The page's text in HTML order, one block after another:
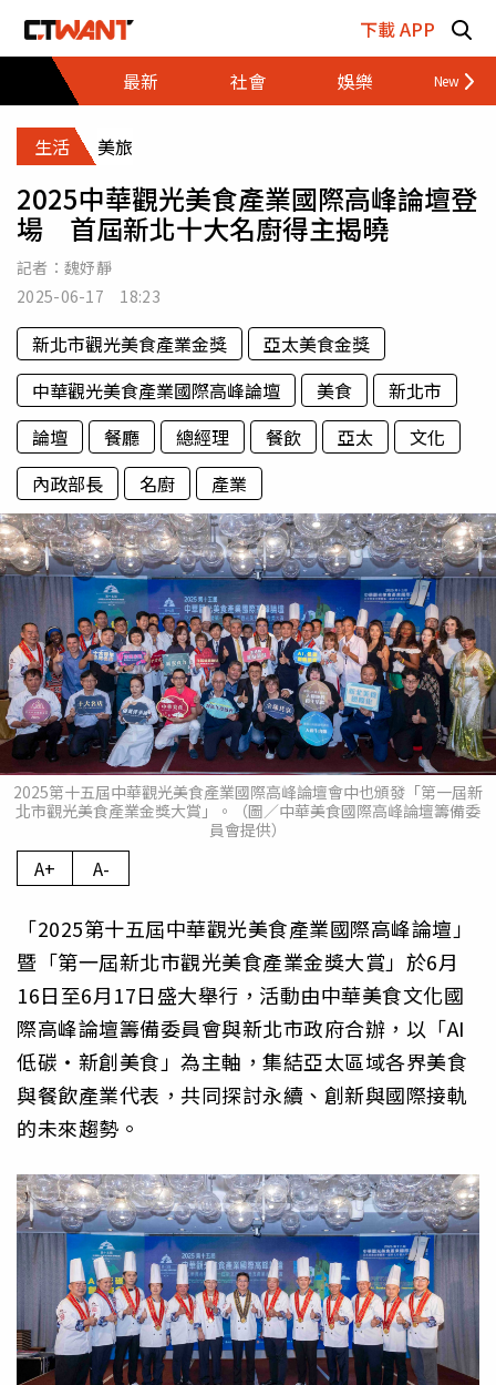
下載 APP
最新
社會 娛樂 財經
生活 美旅
2025中華觀光美食產業國際高峰論壇登
場 首屆新北十大名廚得主揭曉
記者： 魏妤靜
2025-06-17 18:23
新北市觀光美食產業金獎
亞太美食金獎
中華觀光美食產業國際高峰論壇
美食
新北市
論壇
餐廳 總經理 餐飲 亞太
文化
內政部長
名廚 產業
2025第十五屆中華觀光美食產業國際高峰論壇會中也頒發「第一屆新
北市觀光美食產業金獎大賞」。（圖／中華美食國際高峰論壇籌備委
員會提供）
A+ A-
「2025第十五屆中華觀光美食產業國際高峰論壇」
暨「第一屆新北市觀光美食產業金獎大賞」於6月
16日至6月17日盛大舉行，活動由中華美食文化國
際高峰論壇籌備委員會與新北市政府合辦，以「AI
低碳‧新創美食」為主軸，集結亞太區域各界美食
與餐飲產業代表，共同探討永續、創新與國際接軌
的未來趨勢。